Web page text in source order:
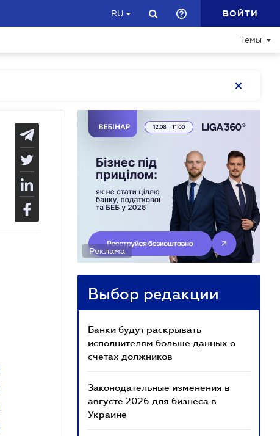
RU ВОЙТИ
Темы
Реклама
Выбор редакции
Банки будут раскрывать
исполнителям больше данных о
счетах должников
Законодательные изменения в
августе 2026 для бизнеса в
Украине